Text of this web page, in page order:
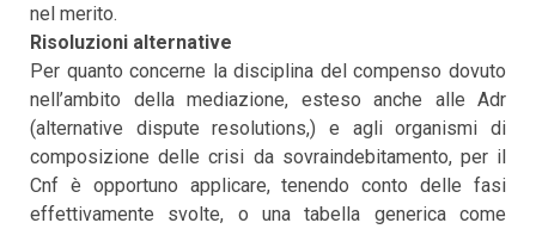
nel merito.
Risoluzioni alternative
Per quanto concerne la disciplina del compenso dovuto
nell’ambito della mediazione, esteso anche alle Adr
(alternative dispute resolutions,) e agli organismi di
composizione delle crisi da sovraindebitamento, per il
Cnf è opportuno applicare, tenendo conto delle fasi
effettivamente svolte, o una tabella generica come